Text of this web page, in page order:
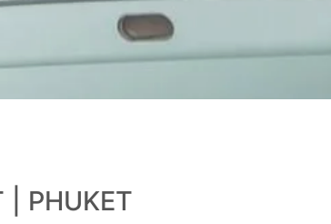
| PHUKET